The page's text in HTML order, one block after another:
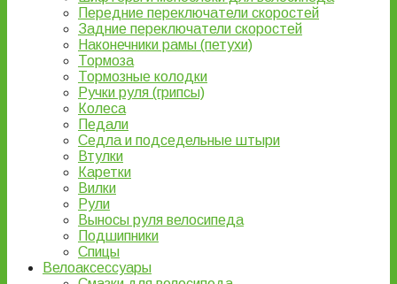
Передние переключатели скоростей
Задние переключатели скоростей
Наконечники рамы (петухи)
Тормоза
Тормозные колодки
Ручки руля (грипсы)
Колеса
Педали
Седла и подседельные штыри
Втулки
Каретки
Вилки
Рули
Выносы руля велосипеда
Подшипники
Спицы
Велоаксессуары